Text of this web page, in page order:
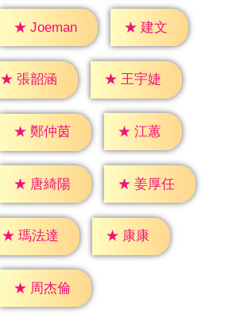
★ Joeman ★ 建文
★ 張韶涵 ★ 王宇婕
★ 鄭仲茵 ★ 江蕙
★ 唐綺陽 ★ 姜厚任
★ 瑪法達 ★ 康康
★ 周杰倫